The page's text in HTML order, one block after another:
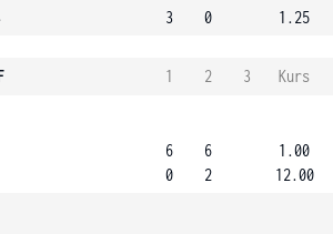
3
0
1.25
1 2 3
Kurs
6
0
6
2
1.00
12.00